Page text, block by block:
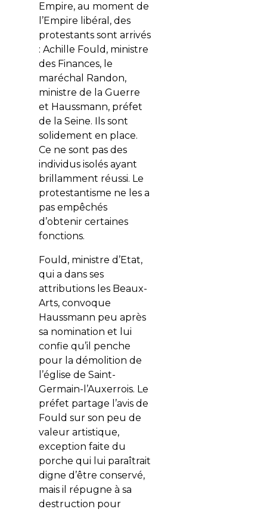
Empire, au moment de
l’Empire libéral, des
protestants sont arrivés
: Achille Fould, ministre
des Finances, le
maréchal Randon,
ministre de la Guerre
et Haussmann, préfet
de la Seine. Ils sont
solidement en place.
Ce ne sont pas des
individus isolés ayant
brillamment réussi. Le
protestantisme ne les a
pas empêchés
d’obtenir certaines
fonctions.
Fould, ministre d’Etat,
qui a dans ses
attributions les Beaux-
Arts, convoque
Haussmann peu après
sa nomination et lui
confie qu’il penche
pour la démolition de
l’église de Saint-
Germain-l’Auxerrois. Le
préfet partage l’avis de
Fould sur son peu de
valeur artistique,
exception faite du
porche qui lui paraîtrait
digne d’être conservé,
mais il répugne à sa
destruction pour